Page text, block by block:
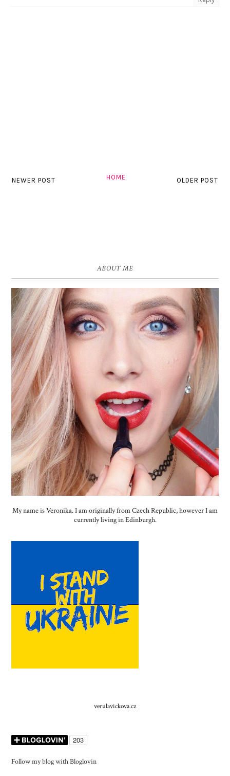
NEWER POST OLDER POST
HOME
ABOUT ME
My name is Veronika. I am originally from Czech Republic, however I am
currently living in Edinburgh.
verulavickova.cz
Follow my blog with Bloglovin